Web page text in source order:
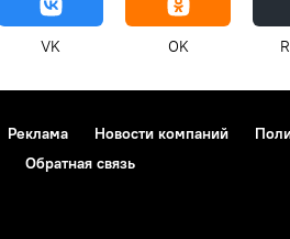
VK OK
Реклама Новости компаний
Обратная связь